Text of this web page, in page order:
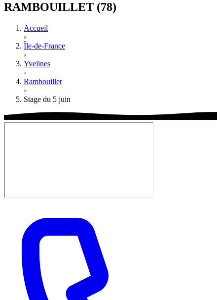
RAMBOUILLET (78)
Accueil
›
Île-de-France
›
Yvelines
›
Rambouillet
›
Stage du 5 juin